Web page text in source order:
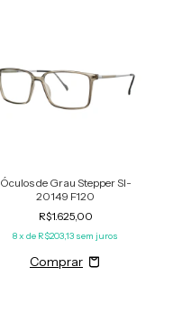
Óculos de Grau Stepper SI-
20149 F120
R$1.625,00
8x de R$203,13 sem juros